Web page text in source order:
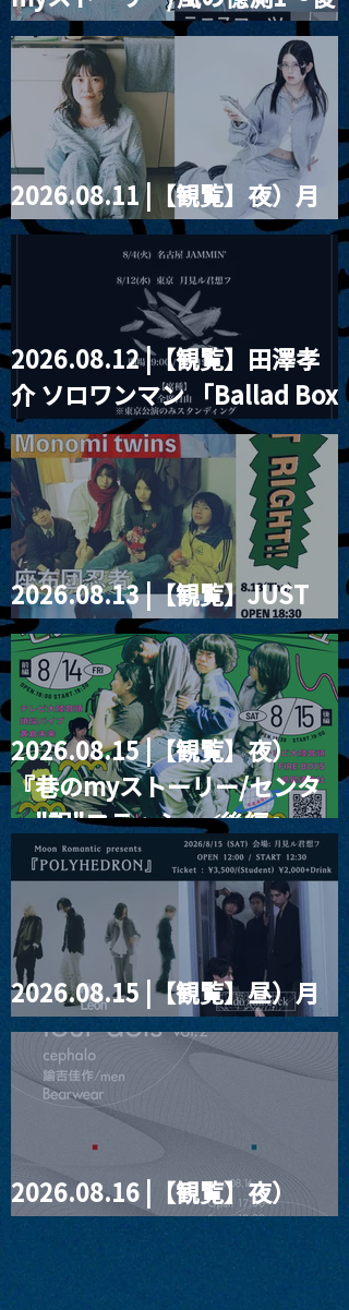
藤まりこアコースティック
violence POPとテニスコー
ツ」
2026.08.11 |【観覧】夜）月
見ル君想フpre. Sugar Shock
2026.08.12 |【観覧】田澤孝
介 ソロワンマン 「Ballad Box
2026」
2026.08.13 |【観覧】JUST
RIGHT!! vol.26
2026.08.15 |【観覧】夜）
『巷のmyストーリー/センタ
ー"訳"フラッシュ⚡️後編』
2026.08.15 |【観覧】昼）月
見ルpre.『POLYHEDRON』
2026.08.16 |【観覧】夜）
four dots vol.2